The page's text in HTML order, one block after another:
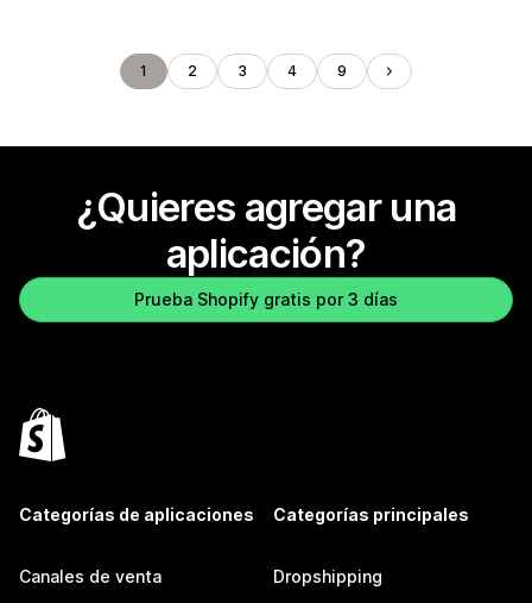
1 2 3 4 9
¿Quieres agregar una
aplicación?
Prueba Shopify gratis por 3 días
Categorías de aplicaciones
Canales de venta
Categorías principales
Dropshipping